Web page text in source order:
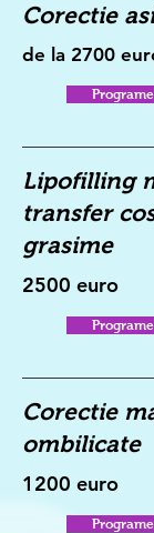
Corectie
de la 2700
Lipofilling
transfer
grasime
2500 euro
Corectie
ombilicate
1200 euro